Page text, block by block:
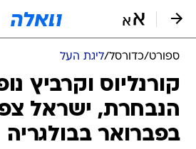
ספורט/כדורסל/ליגת העל
קורנליוס וקרביץ
הנבחרת, ישראל
בפברואר בבולגריה